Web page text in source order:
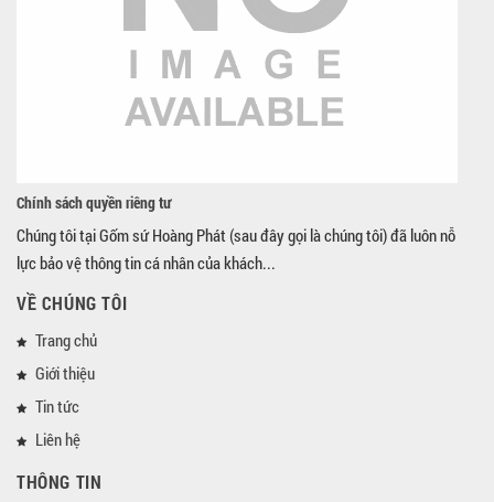
Chính sách quyền riêng tư
Chúng tôi tại Gốm sứ Hoàng Phát (sau đây gọi là chúng tôi) đã luôn nỗ
lực bảo vệ thông tin cá nhân của khách...
VỀ CHÚNG TÔI
Trang chủ
Giới thiệu
Tin tức
Liên hệ
THÔNG TIN